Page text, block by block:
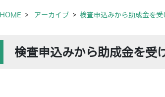
HOME アーカイブ 検査申込みから助成金を
検査申込みから助成金を受